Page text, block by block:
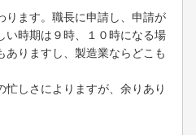
ります。職長に申請し、申請が
い時期は９時、１０時になる場
ありますし、製造業ならどこも
しさによりますが、余りあり